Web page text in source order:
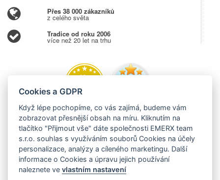
Přes 38 000 zákazníků
z celého světa
Tradice od roku 2006
více než 20 let na trhu
Cookies a GDPR
Když lépe pochopíme, co vás zajímá, budeme vám
zobrazovat přesnější obsah na míru. Kliknutím na
tlačítko "Přijmout vše" dáte společnosti EMERX team
s.r.o. souhlas s využíváním souborů Cookies na účely
personalizace, analýzy a cíleného marketingu. Další
informace o Cookies a úpravu jejich používání
naleznete vevlastním nastavení